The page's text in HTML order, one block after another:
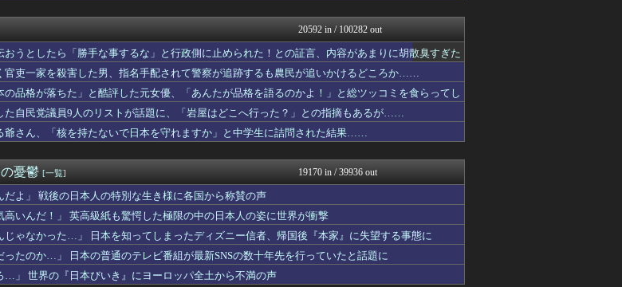
来れるとは……」←これ連邦もヤバくない？
る
資格ちゃんねる
山中の道路が寸断 宿泊客や登山客など計40...
登山ちゃんねる
ようと…40歳父親が溺れ死亡 家族3人で川...
痛いニュース(ﾉ∀`)
「反論をほぼ無視」「彼らが一方的に言ったこ...
アルファルファモザイク＠ネ...
子がいるオカンみたいになってしまう
ラビット速報
なるほどミサトさんとS○Xしなかった事
ああ言えばForYou
ね
艦これ速報 艦隊これくしょ...
すがにちょっと可愛すぎる…【虹ヶ咲】
コンテンツ・声優 | ラブ...
ちがいいの？
あ艦これ ～艦隊これくしょ...
瘍じゃないx2→正常な脳を摘出され意識はあ...
SQUAD】「Comman...
が判明するｗｗｗｗ家賃のかからない「実家暮...
デジタルニューススレッド
ズ花火が打ち上がる㊗🎇
VIPPER速報
なのに、サムスンのことは全然知らない...
かんにゅー -韓国の反応-
くなるｗｗｗｗｗｗｗｗｗｗｗｗｗｗｗｗｗｗ...
V速ニュップ
のコース設計が絶対におかしい（笑）
1000mg
？
20592 in / 100282 out
おうとしたら「勝手な事するな」と行政側に止められた！との証言、内容があまりに胡散臭すぎた
官吏一家を殺害した男、指名手配されて警察が追跡するも農民が追いかけるどころか……
の品格が落ちた」と酷評した元女優、「あんたが品格を語るのかよ！」と総ツッコミを食らってし
た自民党議員9人のリストが話題に、「岩屋はどこへ行った？」との指摘もあるが……
爺さん、「核を持たないで日本を守れますか」と中学生に詰問された結果……
憂鬱 [一覧] 19170 in / 39936 out
だよ」 戦後の日本人の特別な生き様に各国から称賛の声
高いんだ！」 英高級紙も驚愕した極限の中の日本人の姿に世界が衝撃
じゃなかった…」 日本を知ってしまったディズニー信者、帰国後『本家』に失望する事態に
ったのか…」 日本の普通のテレビ番組が最新SNSの数十年先を行っていたと話題に
…」 世界の『日本びいき』にヨーロッパ全土から不満の声